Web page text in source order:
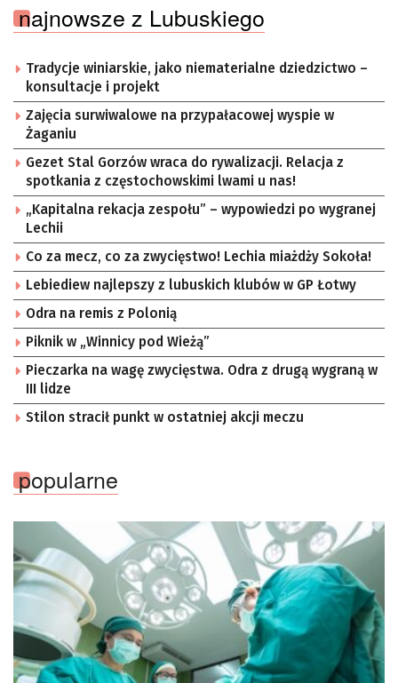
najnowsze z Lubuskiego
Tradycje winiarskie, jako niematerialne dziedzictwo –
konsultacje i projekt
Zajęcia surwiwalowe na przypałacowej wyspie w
Żaganiu
Gezet Stal Gorzów wraca do rywalizacji. Relacja z
spotkania z częstochowskimi lwami u nas!
„Kapitalna rekacja zespołu” – wypowiedzi po wygranej
Lechii
Co za mecz, co za zwycięstwo! Lechia miażdży Sokoła!
Lebiediew najlepszy z lubuskich klubów w GP Łotwy
Odra na remis z Polonią
Piknik w „Winnicy pod Wieżą”
Pieczarka na wagę zwycięstwa. Odra z drugą wygraną w
III lidze
Stilon stracił punkt w ostatniej akcji meczu
popularne